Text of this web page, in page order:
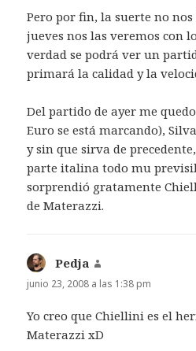
Pero por fin, la suerte no
jueves nos las veremos con
verdad se podrá ver un
primará la calidad y la
Del partido de ayer me
Euro se está marcando),
y sin que sirva de
parte italina todo mu
sorprendió gratamente
de Materazzi.
Pedja
junio 23, 2008 a las 1:38 pm
Yo creo que Chiellini es el
Materazzi xD